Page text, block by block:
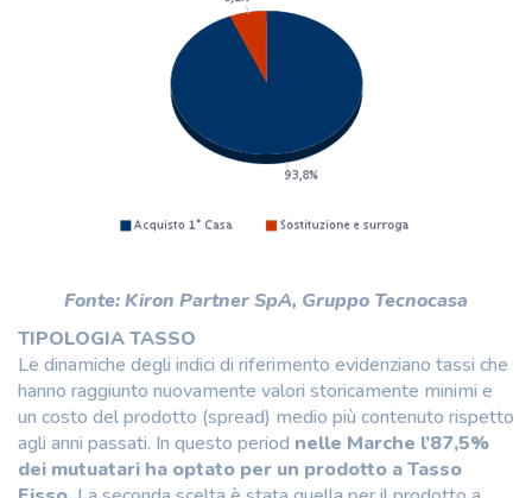
Fonte: Kiron Partner SpA, Gruppo Tecnocasa
TIPOLOGIA TASSO
Le dinamiche degli indici di riferimento evidenziano tassi che
hanno raggiunto nuovamente valori storicamente minimi e
un costo del prodotto (spread) medio più contenuto rispetto
agli anni passati. In questo period nelle Marche l’87,5%
dei mutuatari ha optato per un prodotto a Tasso